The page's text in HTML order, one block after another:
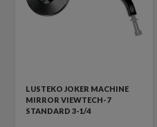
LUSTEKO JOKER MACHINE
MIRROR VIEWTECH-7
STANDARD 3-1/4